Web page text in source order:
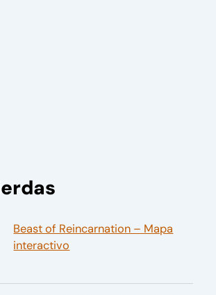
Beast of Reincarnation – Mapa
interactivo